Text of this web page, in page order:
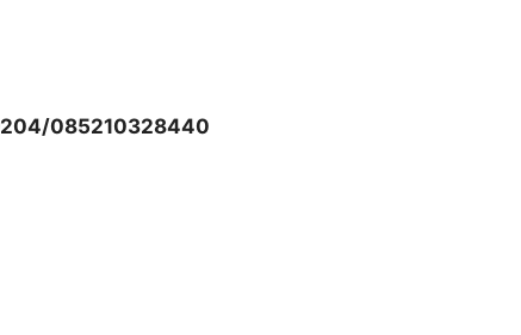
085210328440